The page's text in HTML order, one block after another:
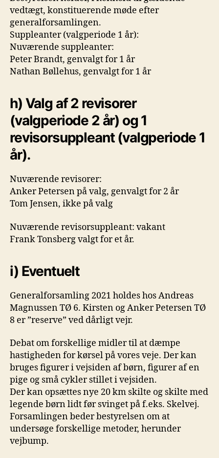
vedtægt, konstituerende møde efter
generalforsamlingen.
Suppleanter (valgperiode 1 år):
Nuværende suppleanter:
Peter Brandt, genvalgt for 1 år
Nathan Bøllehus, genvalgt for 1 år
h) Valg af 2 revisorer
(valgperiode 2 år) og 1
revisorsuppleant (valgperiode 1
år).
Nuværende revisorer:
Anker Petersen på valg, genvalgt for 2 år
Tom Jensen, ikke på valg
Nuværende revisorsuppleant: vakant
Frank Tonsberg valgt for et år.
i) Eventuelt
Generalforsamling 2021 holdes hos Andreas
Magnussen TØ 6. Kirsten og Anker Petersen TØ
8 er ”reserve” ved dårligt vejr.
Debat om forskellige midler til at dæmpe
hastigheden for kørsel på vores veje. Der kan
bruges figurer i vejsiden af børn, figurer af en
pige og små cykler stillet i vejsiden.
Der kan opsættes nye 20 km skilte og skilte med
legende børn lidt før svinget på f.eks. Skelvej.
Forsamlingen beder bestyrelsen om at
undersøge forskellige metoder, herunder
vejbump.